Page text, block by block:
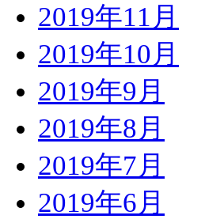
2019年11月
2019年10月
2019年9月
2019年8月
2019年7月
2019年6月